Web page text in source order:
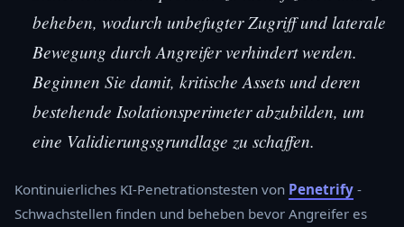
beheben, wodurch unbefugter Zugriff und laterale
Bewegung durch Angreifer verhindert werden.
Beginnen Sie damit, kritische Assets und deren
bestehende Isolationsperimeter abzubilden, um
eine Validierungsgrundlage zu schaffen.
Kontinuierliches KI-Penetrationstesten von Penetrify -
Schwachstellen finden und beheben bevor Angreifer es